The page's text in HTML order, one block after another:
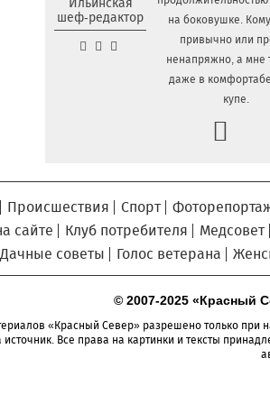
6.08.2026 16:20 Сельские
Тотемского округа получат
правом выкупа за один процент
Детская
6.08.2026 14:31
Робот Макс на
поможет вологжанам оформить
на первоклассника
подтвердила курс на полное
обеспечение
семенным материалом
Ильинская
шеф-редактор
на боковушке.
привычно или
ненапряжно, а мне
даже в
купе.
Происшествия Спорт
сайте Клуб потребителя Медсовет
Дачные советы
Голос ветерана
© 2007-2025 «Красный
«Красный Север» разрешено только при
Все права на картинки и тексты